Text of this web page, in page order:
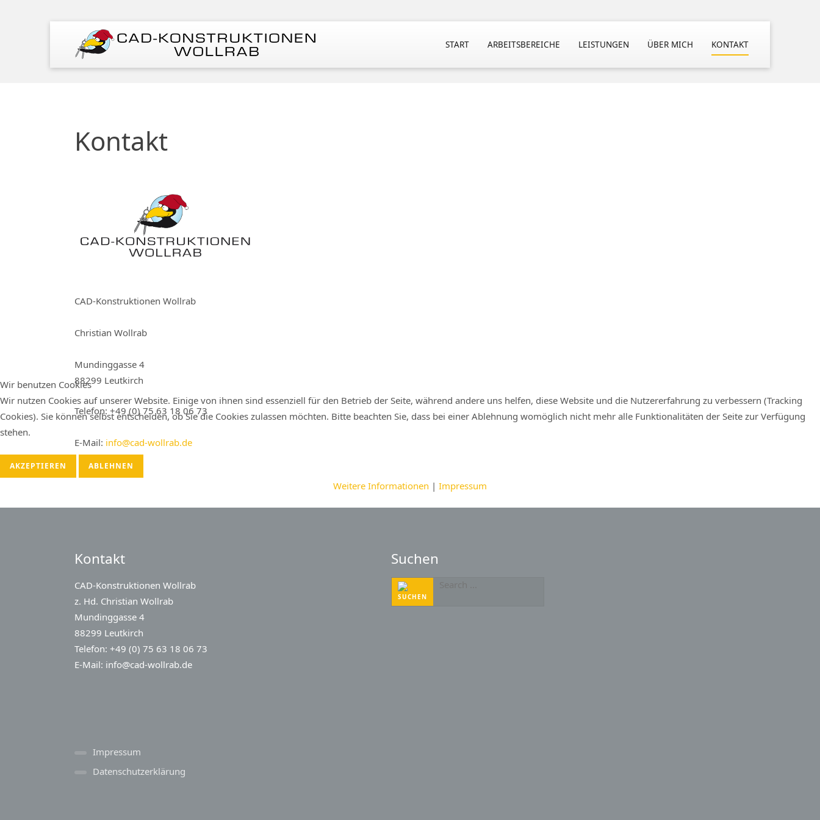
START ARBEITSBEREICHE LEISTUNGEN ÜBER MICH KONTAKT
Kontakt
CAD-Konstruktionen Wollrab
Christian Wollrab
Mundinggasse 4
88299 Leutkirch
Telefon: +49 (0) 75 63 18 06 73
E-Mail: info@cad-wollrab.de
Kontakt
CAD-Konstruktionen Wollrab
z. Hd. Christian Wollrab
Mundinggasse 4
88299 Leutkirch
Telefon: +49 (0) 75 63 18 06 73
E-Mail: info@cad-wollrab.de
Suchen
Suchen
Impressum
Datenschutzerklärung
Wir benutzen Cookies
Wir nutzen Cookies auf unserer Website. Einige von ihnen sind essenziell für den Betrieb der Seite, während andere uns helfen, diese Website und die Nutzererfahrung zu verbessern (Tracking
Cookies). Sie können selbst entscheiden, ob Sie die Cookies zulassen möchten. Bitte beachten Sie, dass bei einer Ablehnung womöglich nicht mehr alle Funktionalitäten der Seite zur Verfügung
stehen.
AKZEPTIEREN ABLEHNEN
Weitere Informationen | Impressum